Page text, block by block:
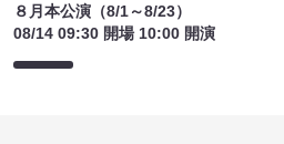
８月本公演（8/1～8/23）
08/14 09:30 開場 10:00 開演